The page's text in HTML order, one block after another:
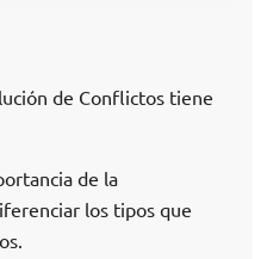
de Conflictos tiene
de la
los tipos que